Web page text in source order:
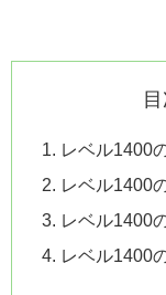
レベル1400
レベル1400
レベル1400
レベル1400